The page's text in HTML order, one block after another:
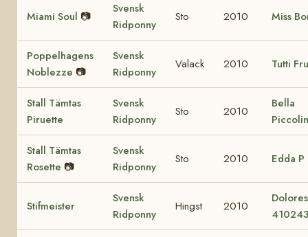
Miami Soul 📷
Svensk
Ridponny
Sto 2010 Miss
Poppelhagens
Noblezze 📷
Svensk
Ridponny
Valack 2010 Tutti
Stall Tämtas
Piruette
Svensk
Ridponny
Sto 2010
Bella
Stall Tämtas
Rosette 📷
Svensk
Ridponny
Sto 2010 Edda P
Stifmeister
Svensk
Ridponny
Hingst 2010